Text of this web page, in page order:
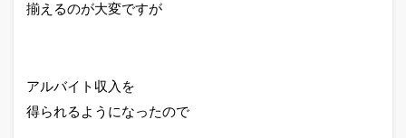
揃えるのが大変ですが
アルバイト収入を
得られるようになったので